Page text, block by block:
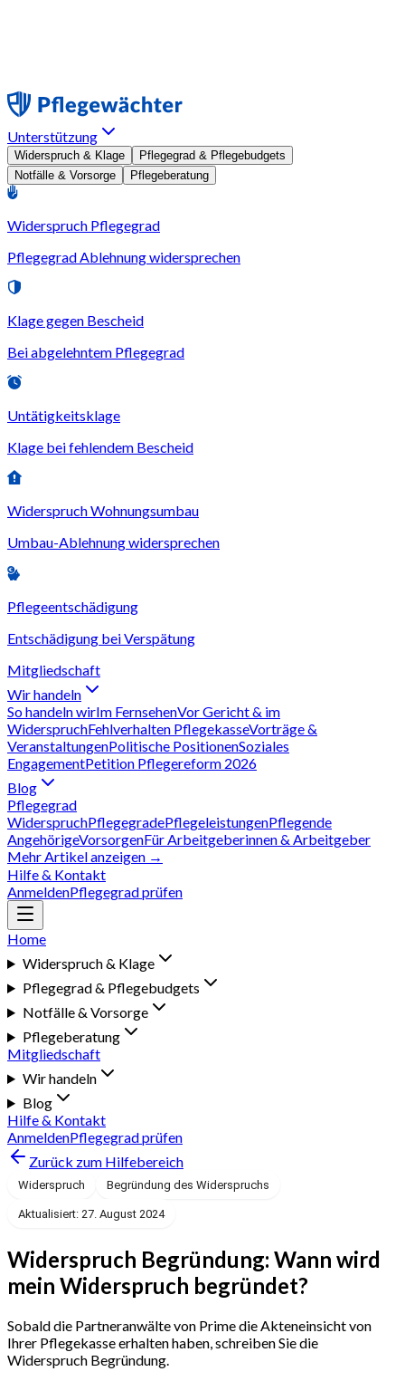
Unterstützung
Widerspruch & Klage
Pflegegrad & Pflegebudgets
Notfälle & Vorsorge
Pflegeberatung
Widerspruch Pflegegrad
Pflegegrad Ablehnung widersprechen
Klage gegen Bescheid
Bei abgelehntem Pflegegrad
Untätigkeitsklage
Klage bei fehlendem Bescheid
Widerspruch Wohnungsumbau
Umbau-Ablehnung widersprechen
Pflegeentschädigung
Entschädigung bei Verspätung
Mitgliedschaft
Wir handeln
So handeln wirIm FernsehenVor Gericht & im
WiderspruchFehlverhalten PflegekasseVorträge &
VeranstaltungenPolitische PositionenSoziales
EngagementPetition Pflegereform 2026
Blog
Pflegegrad
WiderspruchPflegegradePflegeleistungenPflegende
AngehörigeVorsorgenFür Arbeitgeberinnen & Arbeitgeber
Mehr Artikel anzeigen →
Hilfe & Kontakt
AnmeldenPflegegrad prüfen
Home
Widerspruch & Klage
Pflegegrad & Pflegebudgets
Notfälle & Vorsorge
Pflegeberatung
Mitgliedschaft
Wir handeln
Blog
Hilfe & Kontakt
AnmeldenPflegegrad prüfen
Zurück zum Hilfebereich
Widerspruch Begründung des Widerspruchs
Aktualisiert: 27. August 2024
Widerspruch Begründung: Wann wird
mein Widerspruch begründet?
Sobald die Partneranwälte von Prime die Akteneinsicht von
Ihrer Pflegekasse erhalten haben, schreiben Sie die
Widerspruch Begründung.